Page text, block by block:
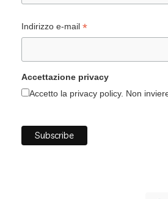
Indirizzo e-mail *
Accettazione privacy
Accetto la privacy policy. Non